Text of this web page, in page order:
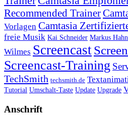
Recommended Trainer
Vorlagen Camtasia
freie Musik Kai Schneider Markus
Wilmes Screencast
Screencast-Training
TechSmith techsmith.de
Tutorial Umschalt-Taste Update Upgrade
Anschrift